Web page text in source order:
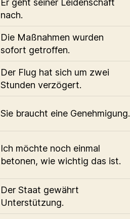
Er geht seiner Leidenschaft
nach.
Die Maßnahmen wurden
sofort getroffen.
Der Flug hat sich um zwei
Stunden verzögert.
Sie braucht eine Genehmigung.
Ich möchte noch einmal
betonen, wie wichtig das ist.
Der Staat gewährt
Unterstützung.